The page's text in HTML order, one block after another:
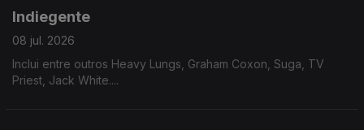
Indiegente
08 jul. 2026
Inclui entre outros Heavy Lungs, Graham Coxon, Suga, TV
Priest, Jack White....